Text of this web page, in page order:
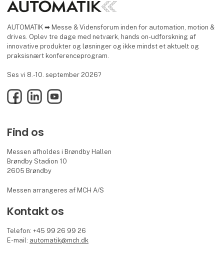
AUTOMATIK ➡ Messe & Vidensforum inden for automation, motion &
drives. Oplev tre dage med netværk, hands on-udforskning af
innovative produkter og løsninger og ikke mindst et aktuelt og
praksisnært konferenceprogram.
Ses vi 8.-10. september 2026?
FacebookLinkedInYouTube
Find os
Messen afholdes i Brøndby Hallen
Brøndby Stadion 10
2605 Brøndby
Messen arrangeres af MCH A/S
Kontakt os
Telefon: +45 99 26 99 26
E-mail: automatik@mch.dk